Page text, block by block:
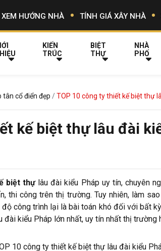
XEM HƯỚNG NHÀ TÍNH GIÁ XÂY NHÀ
KIẾN
TRÚC
BIỆT
THỰ
NHÀ
PHỐ
tân cổ điển đẹp TOP 10 công ty thiết kế biệt thự
kế biệt thự lâu đài
biệt thựlâu đài kiểu Pháp uy tín, chuyên
thi công trên thị trường. Tuy nhiên, làm
công trình lại là bài toán khó đối với bất
kiểu Pháp lớn nhất, uy tín nhất thị trường